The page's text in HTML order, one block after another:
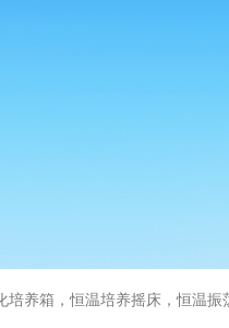
养箱，恒温培养摇床，恒温振荡器